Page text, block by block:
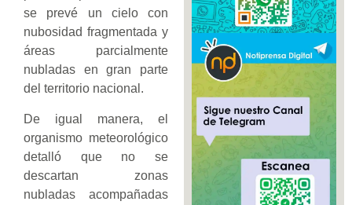
se prevé un cielo con
nubosidad fragmentada y
áreas parcialmente
nubladas en gran parte
del territorio nacional.
De igual manera, el
organismo meteorológico
detalló que no se
descartan zonas
nubladas acompañadas